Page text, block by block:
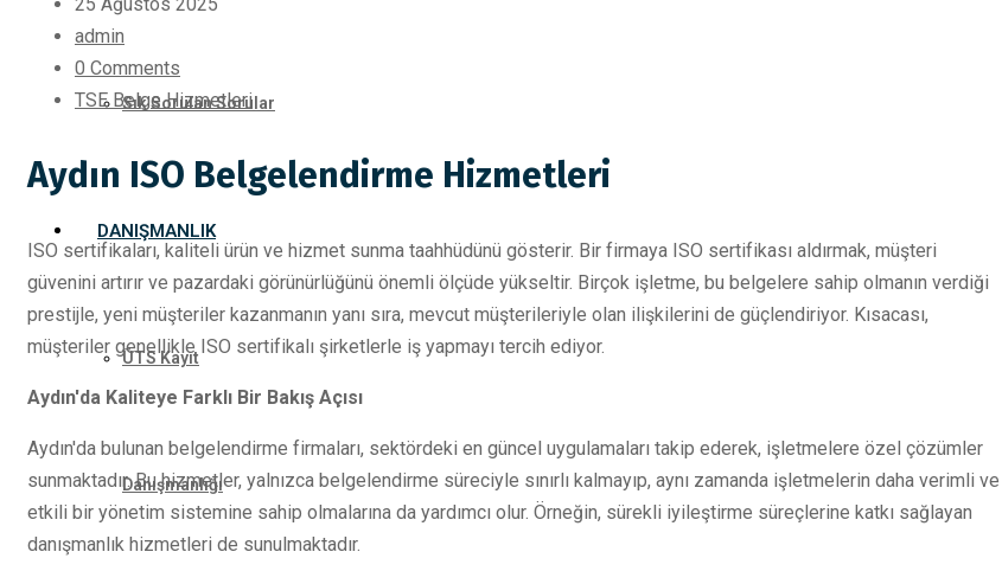
Sık Sorulan Sorular
DANIŞMANLIK
ÜTS Kayıt
Danışmanlığı
admin
0 Comments
TSE Belge Hizmetleri
Aydın ISO Belgelendirme Hizmetleri
ISO sertifikaları, kaliteli ürün ve hizmet sunma taahhüdünü gösterir. Bir firmaya ISO sertifikası aldırmak, müşteri
güvenini artırır ve pazardaki görünürlüğünü önemli ölçüde yükseltir. Birçok işletme, bu belgelere sahip olmanın verdiği
prestijle, yeni müşteriler kazanmanın yanı sıra, mevcut müşterileriyle olan ilişkilerini de güçlendiriyor. Kısacası,
müşteriler genellikle ISO sertifikalı şirketlerle iş yapmayı tercih ediyor.
Aydın'da Kaliteye Farklı Bir Bakış Açısı
Aydın'da bulunan belgelendirme firmaları, sektördeki en güncel uygulamaları takip ederek, işletmelere özel çözümler
sunmaktadır. Bu hizmetler, yalnızca belgelendirme süreciyle sınırlı kalmayıp, aynı zamanda işletmelerin daha verimli ve
etkili bir yönetim sistemine sahip olmalarına da yardımcı olur. Örneğin, sürekli iyileştirme süreçlerine katkı sağlayan
danışmanlık hizmetleri de sunulmaktadır.